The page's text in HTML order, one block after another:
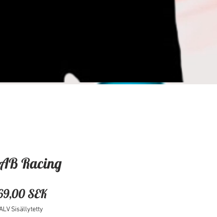
Racing
SEKHinta
Sisällytetty